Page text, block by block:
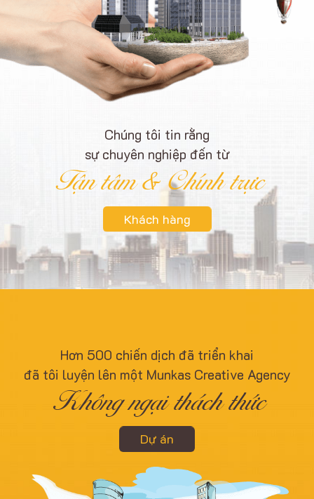
Chúng tôi tin rằng
sự chuyên nghiệp đến từ
Tận tâm & Chính trực
Khách hàng
Hơn 500 chiến dịch đã triển khai
đã tôi luyện lên một Munkas Creative Agency
Không ngại thách thức
Dự án